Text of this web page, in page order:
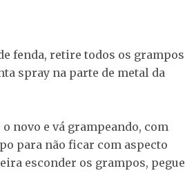
fenda, retire todos os grampos
spray na parte de metal da
novo e vá grampeando, com
para não ficar com aspecto
esconder os grampos, pegue